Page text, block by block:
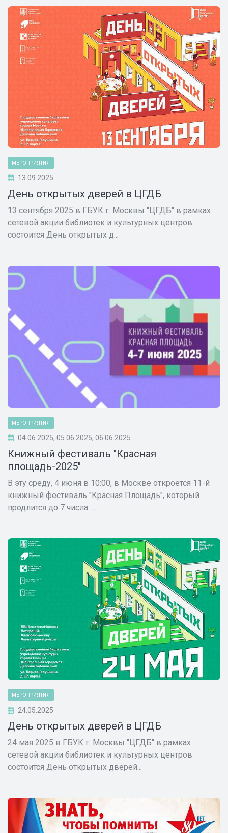
МЕРОПРИЯТИЯ
13.09.2025
День открытых дверей в ЦГДБ
13 сентября 2025 в ГБУК г. Москвы "ЦГДБ" в рамках
сетевой акции библиотек и культурных центров
состоится День открытых д...
МЕРОПРИЯТИЯ
04.06.2025, 05.06.2025, 06.06.2025
Книжный фестиваль "Красная
площадь-2025"
В эту среду, 4 июня в 10:00, в Москве откроется 11-й
книжный фестиваль "Красная Площадь", который
продлится до 7 числа. ...
МЕРОПРИЯТИЯ
24.05.2025
День открытых дверей в ЦГДБ
24 мая 2025 в ГБУК г. Москвы "ЦГДБ" в рамках
сетевой акции библиотек и культурных центров
состоится День открытых дверей...